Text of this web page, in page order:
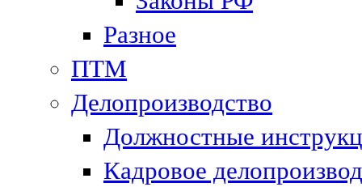
Разное
ПТМ
Делопроизводство
Должностные
Кадровое